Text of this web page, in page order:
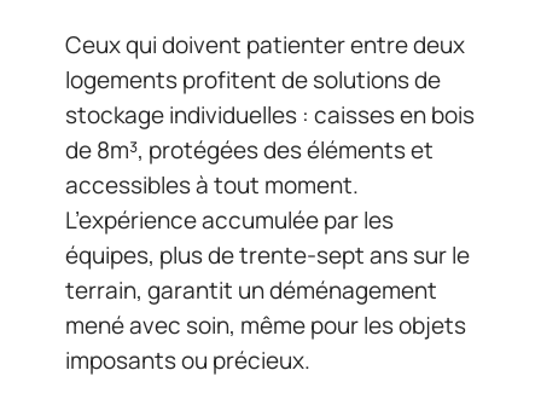
Ceux qui doivent patienter entre deux
logements profitent de solutions de
stockage individuelles : caisses en bois
de 8m³, protégées des éléments et
accessibles à tout moment.
L’expérience accumulée par les
équipes, plus de trente-sept ans sur le
terrain, garantit un déménagement
mené avec soin, même pour les objets
imposants ou précieux.